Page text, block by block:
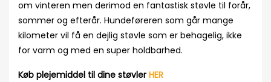
om vinteren men derimod en fantastisk støvle til forår,
sommer og efterår. Hundeføreren som går mange
kilometer vil få en dejlig støvle som er behagelig, ikke
for varm og med en super holdbarhed.
Køb plejemiddel til dine støvlerHER